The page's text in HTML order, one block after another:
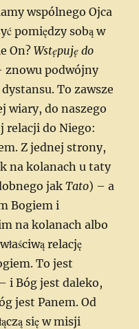
wspólnego Ojca
pomiędzy sobą w
On?Wstępuję do
znowu podwójny
To zawsze
wiary, do naszego
relacji do Niego:
Z jednej strony,
na kolanach u taty
jakTato) – a
Bogiem i
na kolanach albo
relację
To jest
i Bóg jest daleko,
jest Panem. Od
się w misji